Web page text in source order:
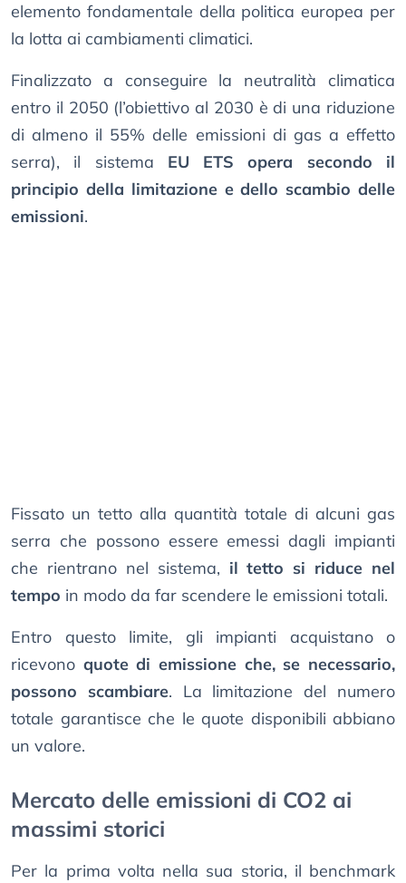
elemento fondamentale della politica europea per
la lotta ai cambiamenti climatici.
Finalizzato a conseguire la neutralità climatica
entro il 2050 (l’obiettivo al 2030 è di una riduzione
di almeno il 55% delle emissioni di gas a effetto
serra), il sistema EU ETS opera secondo il
principio della limitazione e dello scambio delle
emissioni.
Fissato un tetto alla quantità totale di alcuni gas
serra che possono essere emessi dagli impianti
che rientrano nel sistema, il tetto si riduce nel
tempo in modo da far scendere le emissioni totali.
Entro questo limite, gli impianti acquistano o
ricevono quote di emissione che, se necessario,
possono scambiare. La limitazione del numero
totale garantisce che le quote disponibili abbiano
un valore.
Mercato delle emissioni di CO2 ai
massimi storici
Per la prima volta nella sua storia, il benchmark